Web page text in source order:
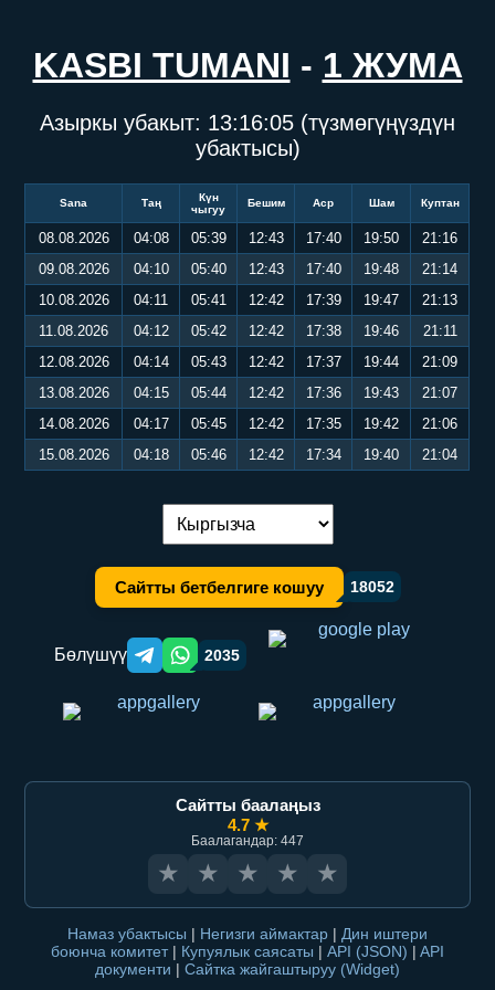
KASBI TUMANI - 1 ЖУМА
Азыркы убакыт: 13:16:05 (түзмөгүңүздүн
убактысы)
Sana Таң
Күн
чыгуу
Бешим Аср Шам Куптан
08.08.2026 04:08 05:39 12:43 17:40 19:50
21:16
09.08.2026
04:10 05:40 12:43 17:40 19:48
21:14
10.08.2026
04:11 05:41 12:42 17:39 19:47
21:13
11.08.2026
04:12 05:42 12:42 17:38 19:46
21:11
12.08.2026
04:14 05:43 12:42 17:37 19:44
21:09
13.08.2026
04:15 05:44 12:42 17:36 19:43
21:07
14.08.2026
04:17 05:45 12:42 17:35 19:42
21:06
15.08.2026
04:18 05:46 12:42 17:34 19:40 21:04
Тилди алмаштыруу:
Сайтты бетбелгиге кошуу 18052
Бөлүшүү Telegram orqali ulashish
WhatsApp orqali ulashish
2035
Сайтты баалаңыз
4.7 ★
Баалагандар: 447
★ ★ ★ ★ ★
Намаз убактысы | Негизги аймактар | Дин иштери
боюнча комитет | Купуялык саясаты | API (JSON) | API
документи | Сайтка жайгаштыруу (Widget)